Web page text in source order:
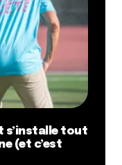
s’installe tout
(et c’est